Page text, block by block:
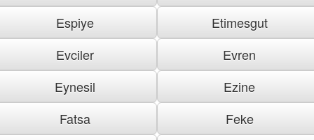
Espiye
Etimesgut
Evciler
Evren
Eynesil
Ezine
Fatsa
Feke